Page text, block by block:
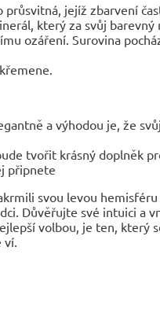
průsvitná, jejíž zbarvení
který za svůj
ozáření. Surovina
a výhodou je, že
tvořit krásný doplněk
připnete
svou levou
Důvěřujte své intuici a
volbou, je ten, který